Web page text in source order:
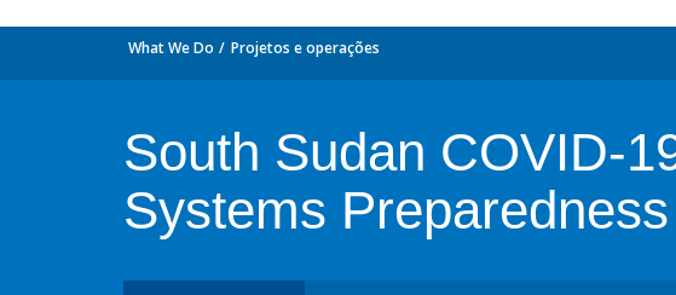
What We Do Projetos e operações
South Sudan COVID-
Systems